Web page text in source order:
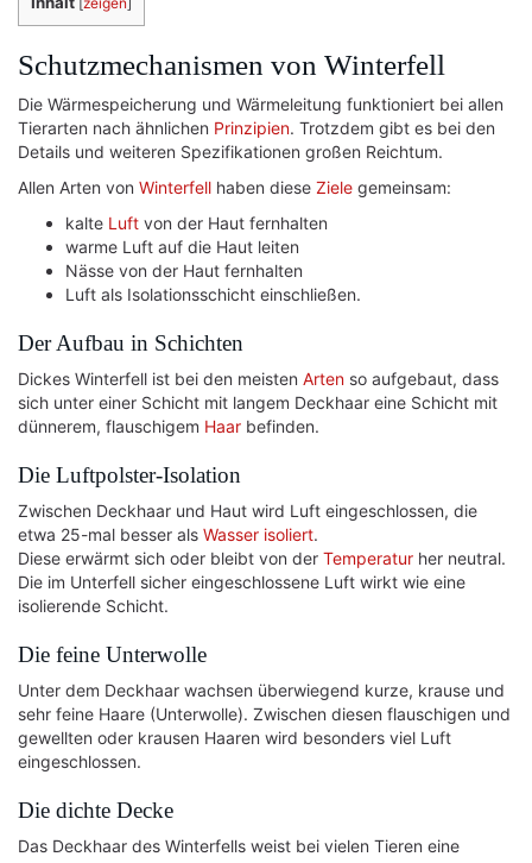
Schutzmechanismen von Winterfell
Die Wärmespeicherung und Wärmeleitung funktioniert bei allen
Tierarten nach ähnlichen Prinzipien. Trotzdem gibt es bei den
Details und weiteren Spezifikationen großen Reichtum.
Allen Arten von Winterfell haben diese Ziele gemeinsam:
kalte Luft von der Haut fernhalten
warme Luft auf die Haut leiten
Nässe von der Haut fernhalten
Luft als Isolationsschicht einschließen.
Der Aufbau in Schichten
Dickes Winterfell ist bei den meisten Arten so aufgebaut, dass
sich unter einer Schicht mit langem Deckhaar eine Schicht mit
dünnerem, flauschigem Haar befinden.
Die Luftpolster-Isolation
Zwischen Deckhaar und Haut wird Luft eingeschlossen, die
etwa 25-mal besser als Wasser isoliert.
Diese erwärmt sich oder bleibt von der Temperatur her neutral.
Die im Unterfell sicher eingeschlossene Luft wirkt wie eine
isolierende Schicht.
Die feine Unterwolle
Unter dem Deckhaar wachsen überwiegend kurze, krause und
sehr feine Haare (Unterwolle). Zwischen diesen flauschigen und
gewellten oder krausen Haaren wird besonders viel Luft
eingeschlossen.
Die dichte Decke
Das Deckhaar des Winterfells weist bei vielen Tieren eine